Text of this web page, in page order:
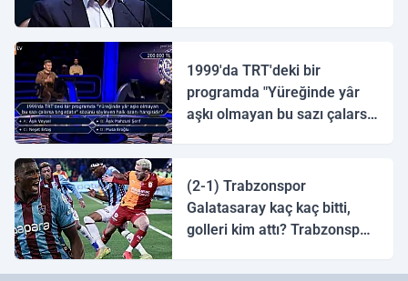
1999'da TRT'deki bir
programda "Yüreğinde yâr
aşkı olmayan bu sazı çalarsa
(2-1) Trabzonspor
Galatasaray kaç kaç bitti,
golleri kim attı? Trabzonspor
golleri!